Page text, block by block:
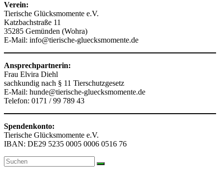
Verein:
Tierische Glücksmomente e.V.
Katzbachstraße 11
35285 Gemünden (Wohra)
E-Mail: info@tierische-gluecksmomente.de
Ansprechpartnerin:
Frau Elvira Diehl
sachkundig nach § 11 Tierschutzgesetz
E-Mail: hunde@tierische-gluecksmomente.de
Telefon: 0171 / 99 789 43
Spendenkonto:
Tierische Glücksmomente e.V.
IBAN: DE29 5235 0005 0006 0516 76